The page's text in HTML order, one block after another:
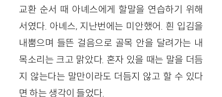
교환 순서 때 아녜스에게 할말을 연습하기 위해
서였다. 아녜스, 지난번에는 미안했어. 흰 입김을
내뿜으며 들뜬 걸음으로 골목 안을 달려가는 내
목소리는 크고 맑았다. 혼자 있을 때는 말을 더듬
지 않는다는 말만이라도 더듬지 않고 할 수 있다
면 하는 생각이 들었다.